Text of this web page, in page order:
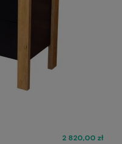
2 820,00 zł